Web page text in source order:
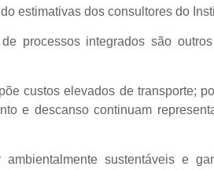
estimativas dos consultores do
processos integrados são
custos elevados de transporte;
e descanso continuam
sustentáveis e